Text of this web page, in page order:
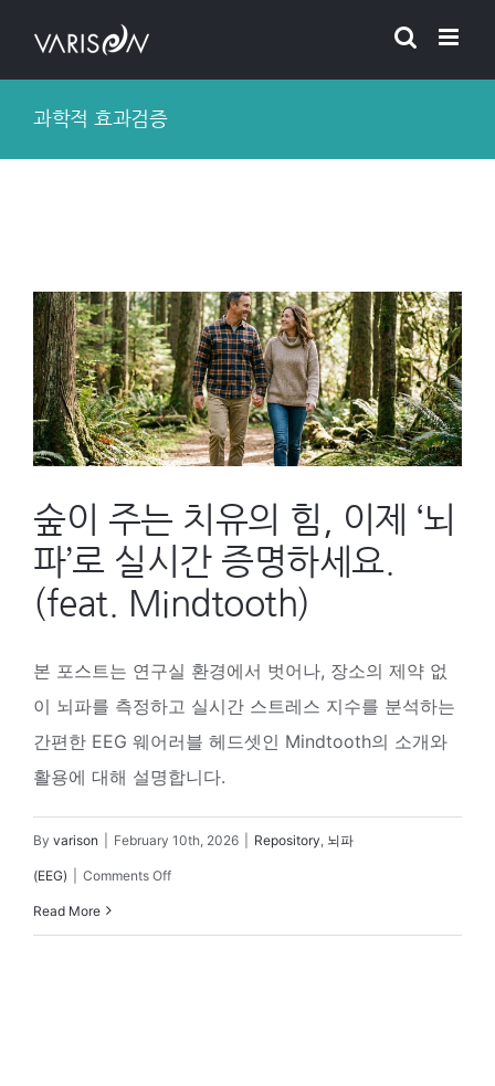
과학적 효과검증
숲이 주는 치유의 힘, 이제 ‘뇌
파’로 실시간 증명하세요.
(feat. Mindtooth)
본 포스트는 연구실 환경에서 벗어나, 장소의 제약 없
이 뇌파를 측정하고 실시간 스트레스 지수를 분석하는
간편한 EEG 웨어러블 헤드셋인 Mindtooth의 소개와
활용에 대해 설명합니다.
By varison February 10th, 2026 Repository 뇌파
(EEG) Comments Offon
Read More